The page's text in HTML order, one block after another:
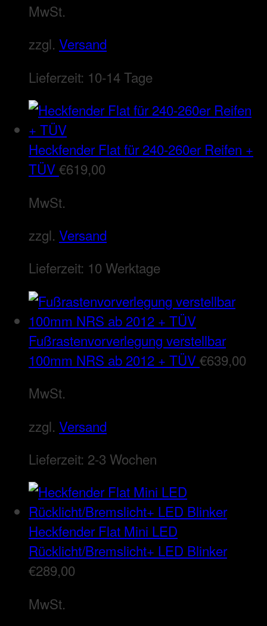
MwSt.
zzgl. Versand
Lieferzeit: 10-14 Tage
Heckfender Flat für 240-260er Reifen +
TÜV€619,00
MwSt.
zzgl. Versand
Lieferzeit: 10 Werktage
Fußrastenvorverlegung verstellbar
100mm NRS ab 2012 + TÜV€639,00
MwSt.
zzgl. Versand
Lieferzeit: 2-3 Wochen
Heckfender Flat Mini LED
Rücklicht/Bremslicht+ LED Blinker
€289,00
MwSt.